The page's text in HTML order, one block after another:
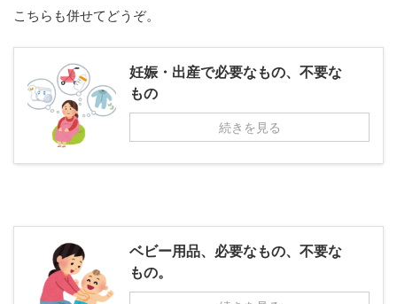
こちらも併せてどうぞ。
妊娠・出産で必要なもの、不要な
もの
続きを見る
ベビー用品、必要なもの、不要な
もの。